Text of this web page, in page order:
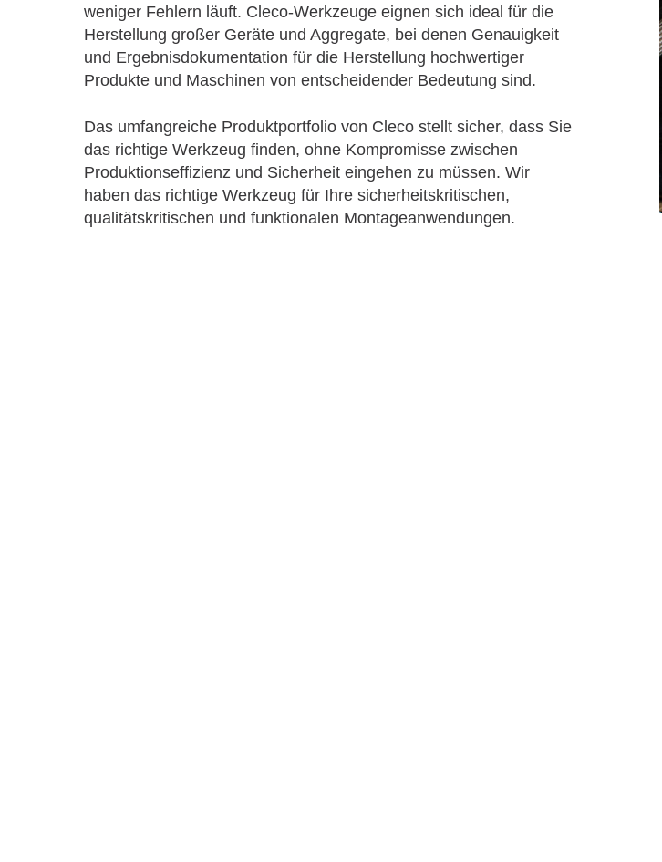
weniger Fehlern läuft. Cleco-Werkzeuge eignen sich ideal für die
Herstellung großer Geräte und Aggregate, bei denen Genauigkeit
und Ergebnisdokumentation für die Herstellung hochwertiger
Produkte und Maschinen von entscheidender Bedeutung sind.
Das umfangreiche Produktportfolio von Cleco stellt sicher, dass Sie
das richtige Werkzeug finden, ohne Kompromisse zwischen
Produktionseffizienz und Sicherheit eingehen zu müssen. Wir
haben das richtige Werkzeug für Ihre sicherheitskritischen,
qualitätskritischen und funktionalen Montageanwendungen.